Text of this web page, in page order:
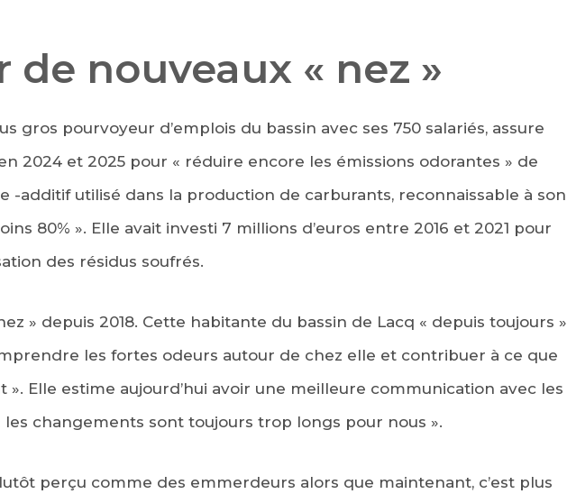
de nouveaux « nez »
gros pourvoyeur d’emplois du bassin avec ses 750 salariés, assure
2024 et 2025 pour « réduire encore les émissions odorantes » de
-additif utilisé dans la production de carburants, reconnaissable à son
80% ». Elle avait investi 7 millions d’euros entre 2016 et 2021 pour
des résidus soufrés.
» depuis 2018. Cette habitante du bassin de Lacq « depuis toujours »
les fortes odeurs autour de chez elle et contribuer à ce que
». Elle estime aujourd’hui avoir une meilleure communication avec les
les changements sont toujours trop longs pour nous ».
perçu comme des emmerdeurs alors que maintenant, c’est plus